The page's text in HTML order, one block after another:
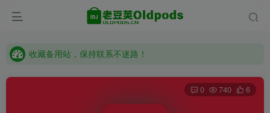
收藏备用站，保持联系不迷路！
收藏备用站，保持联系不迷路！
老豆荚 Oldpods版本：v10.3.0 泡芙
0 740 6